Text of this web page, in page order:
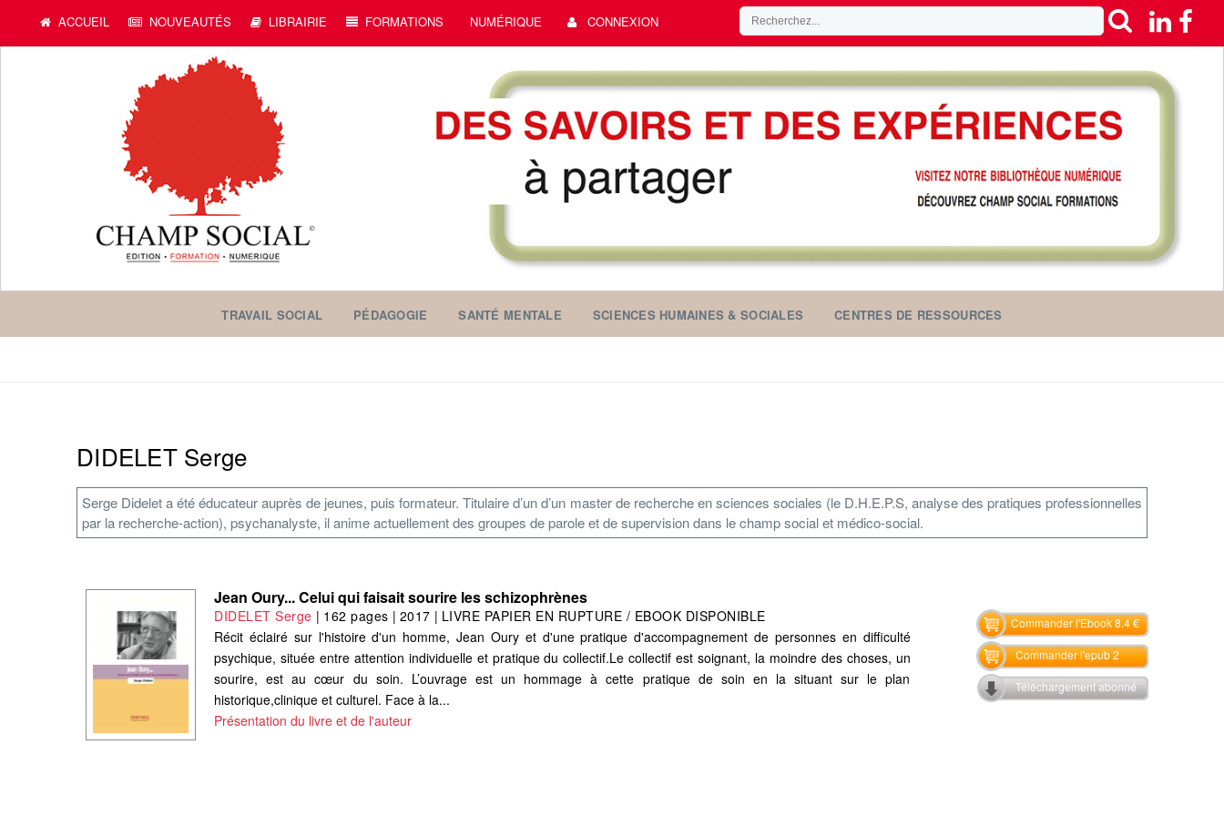
ACCUEIL NOUVEAUTÉS LIBRAIRIE FORMATIONS NUMÉRIQUE CONNEXION
TRAVAIL SOCIAL PÉDAGOGIE SANTÉ MENTALE SCIENCES HUMAINES & SOCIALES CENTRES DE RESSOURCES
DIDELET Serge
Serge Didelet a été éducateur auprès de jeunes, puis formateur. Titulaire d’un d’un master de recherche en sciences sociales (le D.H.E.P.S, analyse des pratiques professionnelles
par la recherche-action), psychanalyste, il anime actuellement des groupes de parole et de supervision dans le champ social et médico-social.
Jean Oury... Celui qui faisait sourire les schizophrènes
DIDELET Serge | 162 pages | 2017 | LIVRE PAPIER EN RUPTURE / EBOOK DISPONIBLE
Récit éclairé sur l'histoire d'un homme, Jean Oury et d'une pratique d'accompagnement de personnes en difficulté
psychique, située entre attention individuelle et pratique du collectif.Le collectif est soignant, la moindre des choses, un
sourire, est au cœur du soin. L’ouvrage est un hommage à cette pratique de soin en la situant sur le plan
historique,clinique et culturel. Face à la...
Présentation du livre et de l'auteur
Commander l'Ebook 8.4 €
Commander l'epub 2
Téléchargement abonné